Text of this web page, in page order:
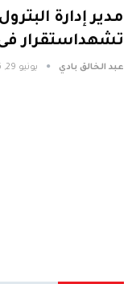
مدير إدارة
تشهداستقرار فى
عبد الخالق بادي يونيو 29, 2026